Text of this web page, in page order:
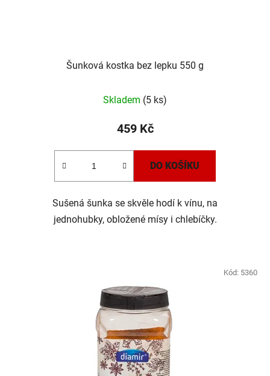
Šunková kostka bez lepku 550 g
Skladem (5 ks)
459 Kč
DO KOŠÍKU
Sušená šunka se skvěle hodí k vínu, na
jednohubky, obložené mísy i chlebíčky.
Kód: 5360